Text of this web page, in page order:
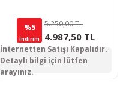
%5
İndirim
5.250,00 TL
4.987,50 TL
İnternetten Satışı Kapalıdır.
Detaylı bilgi için lütfen
arayınız.